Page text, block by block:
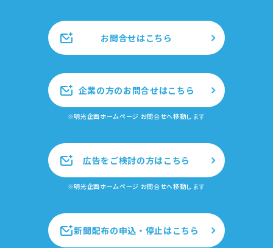
お問合せはこちら
企業の方のお問合せはこちら
※明光企画ホームページ お問合せへ移動します
広告をご検討の方はこちら
※明光企画ホームページ お問合せへ移動します
新聞配布の申込・停止はこちら